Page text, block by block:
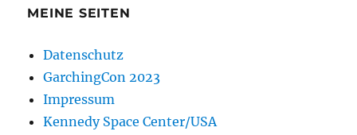
MEINE SEITEN
Datenschutz
GarchingCon 2023
Impressum
Kennedy Space Center/USA